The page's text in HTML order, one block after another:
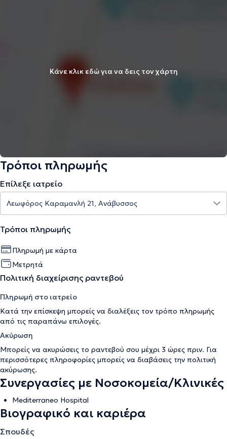
Κάνε κλικ εδώ για να δεις τον χάρτη
Τρόποι πληρωμής
Επίλεξε ιατρείο
Τρόποι πληρωμής
Πληρωμή με κάρτα
Μετρητά
Πολιτική διαχείρισης ραντεβού
Πληρωμή στο ιατρείο
Κατά την επίσκεψη μπορείς να διαλέξεις τον τρόπο πληρωμής
από τις παραπάνω επιλογές.
Ακύρωση
Μπορείς να ακυρώσεις το ραντεβού σου μέχρι 3 ώρες πριν. Για
περισσότερες πληροφορίες μπορείς να διαβάσεις την πολιτική
ακύρωσης.
Συνεργασίες με Νοσοκομεία/Κλινικές
Mediterraneo Hospital
Βιογραφικό και καριέρα
Σπουδές